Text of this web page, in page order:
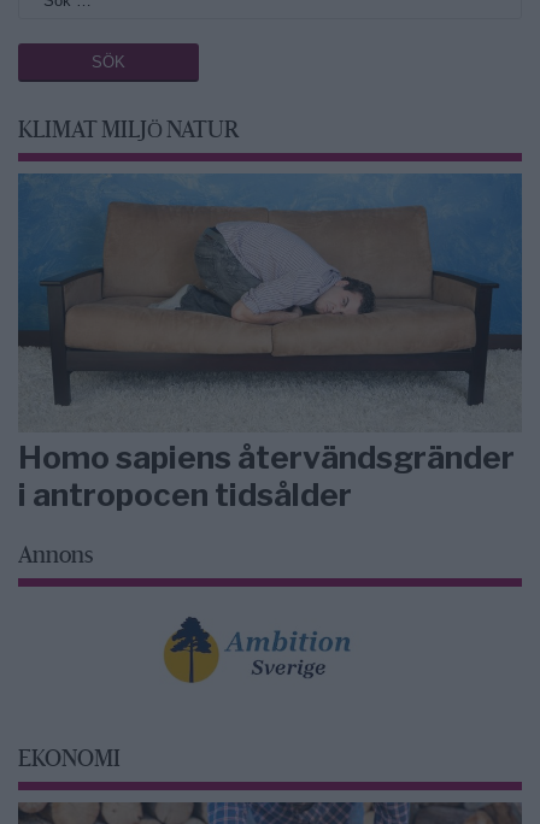
KLIMAT MILJÖ NATUR
Homo sapiens återvändsgränder
i antropocen tidsålder
Annons
EKONOMI